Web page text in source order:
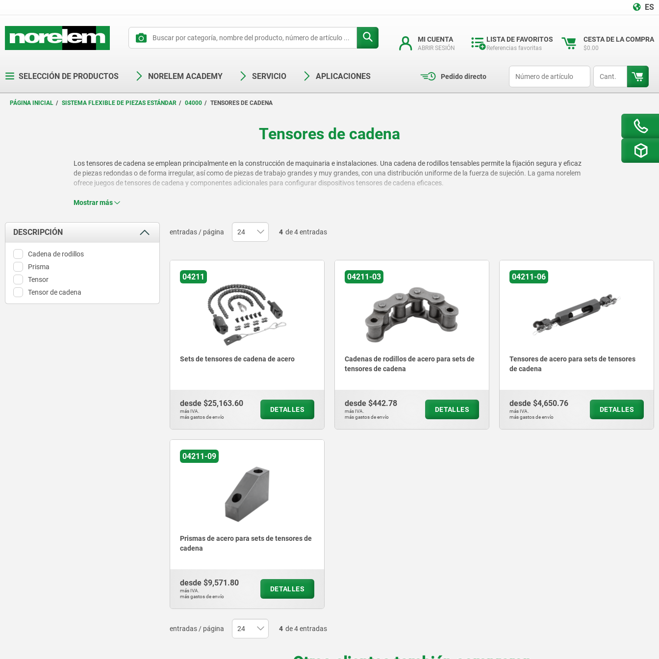
ES
MI CUENTA
ABRIR SESIÓN
LISTA DE FAVORITOS
Referencias favoritas
CESTA DE LA COMPRA
$0.00
SELECCIÓN DE PRODUCTOS NORELEM ACADEMY SERVICIO APLICACIONES Pedido directo
PÁGINA INICIAL SISTEMA FLEXIBLE DE PIEZAS ESTÁNDAR 04000 TENSORES DE CADENA
Tensores de cadena
Los tensores de cadena se emplean principalmente en la construcción de maquinaria e instalaciones. Una cadena de rodillos tensables permite la fijación segura y eficaz
de piezas redondas o de forma irregular, así como de piezas de trabajo grandes y muy grandes, con una distribución uniforme de la fuerza de sujeción. La gama norelem
ofrece juegos de tensores de cadena y componentes adicionales para configurar dispositivos tensores de cadena eficaces.
Mostrar más
DESCRIPCIÓN
Cadena de rodillos
Prisma
Tensor
Tensor de cadena
entradas / página 4 de 4 entradas
04211
Sets de tensores de cadena de acero
desde $25,163.60
más IVA.
más gastos de envío
DETALLES
04211-03
Cadenas de rodillos de acero para sets de
tensores de cadena
desde $442.78
más IVA.
más gastos de envío
DETALLES
04211-06
Tensores de acero para sets de tensores
de cadena
desde $4,650.76
más IVA.
más gastos de envío
DETALLES
04211-09
Prismas de acero para sets de tensores de
cadena
desde $9,571.80
más IVA.
más gastos de envío
DETALLES
entradas / página 4 de 4 entradas